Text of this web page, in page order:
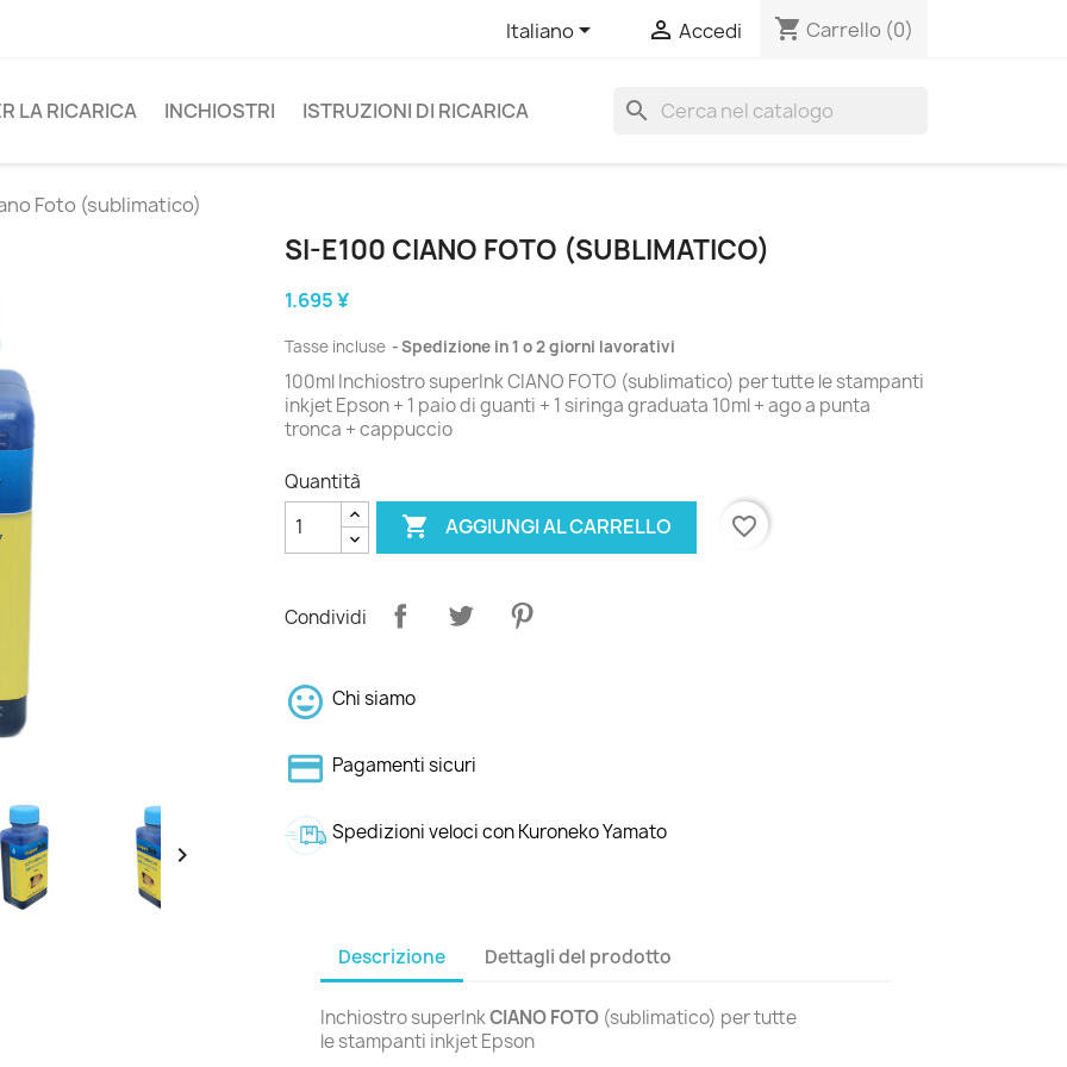
Italiano  Accedi shopping_cart Carrello (0)
LA RICARICA INCHIOSTRI ISTRUZIONI DI RICARICA search
Foto (sublimatico)

SI-E100 CIANO FOTO (SUBLIMATICO)
1.695 ¥
Tasse incluse Spedizione in 1 o 2 giorni lavorativi
100ml Inchiostro superInk CIANO FOTO (sublimatico) per tutte le stampanti
inkjet Epson + 1 paio di guanti + 1 siringa graduata 10ml + ago a punta
tronca + cappuccio
Quantità
 AGGIUNGI AL CARRELLO favorite_border
Condividi
Chi siamo
Pagamenti sicuri
Spedizioni veloci con Kuroneko Yamato
Descrizione Dettagli del prodotto
Inchiostro superInkCIANO FOTO (sublimatico) per tutte
le stampanti inkjet Epson